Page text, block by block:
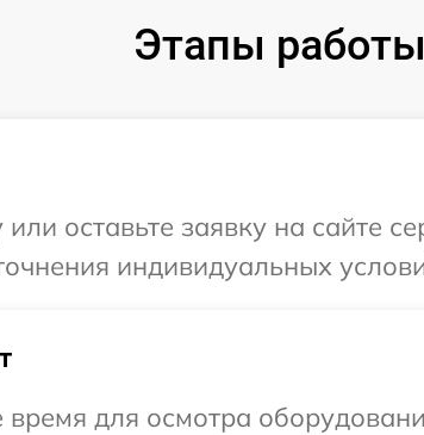
Этапы работы
оставьте заявку на сайте
индивидуальных
для осмотра